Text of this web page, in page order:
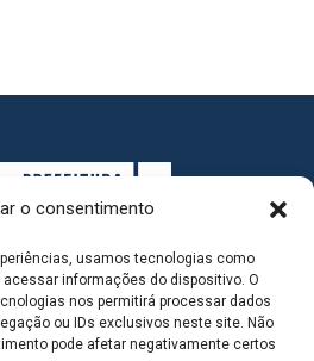
o consentimento
usamos tecnologias como
informações do dispositivo. O
nos permitirá processar dados
ou IDs exclusivos neste site. Não
pode afetar negativamente certos